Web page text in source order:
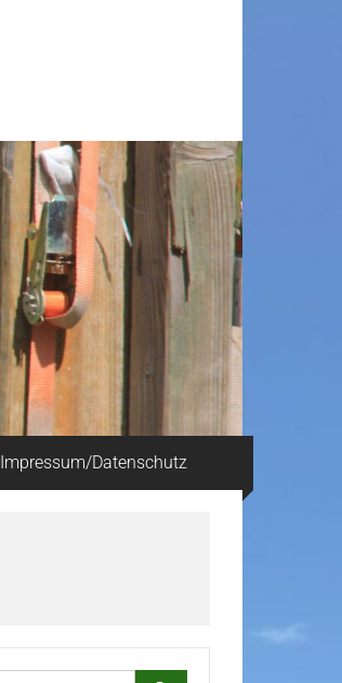
Impressum/Datenschutz